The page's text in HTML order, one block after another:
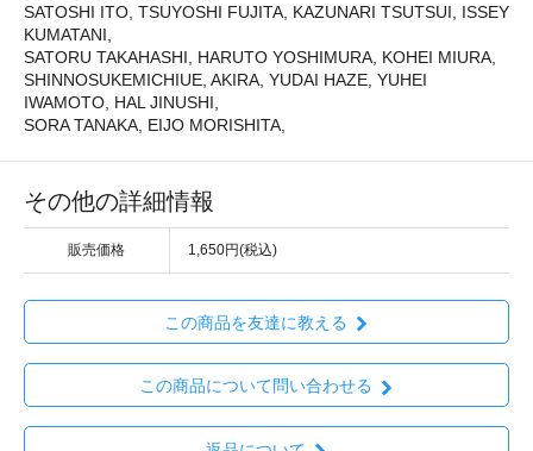
SATOSHI ITO, TSUYOSHI FUJITA, KAZUNARI TSUTSUI, ISSEY
KUMATANI,
SATORU TAKAHASHI, HARUTO YOSHIMURA, KOHEI MIURA,
SHINNOSUKEMICHIUE, AKIRA, YUDAI HAZE, YUHEI
IWAMOTO, HAL JINUSHI,
SORA TANAKA, EIJO MORISHITA,
その他の詳細情報
販売価格 1,650円(税込)
この商品を友達に教える
この商品について問い合わせる